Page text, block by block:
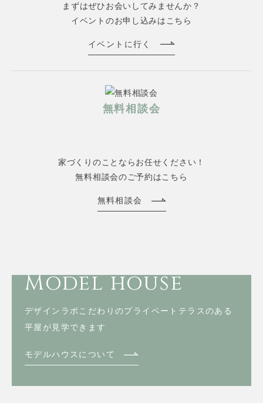
まずはぜひお会いしてみませんか？
イベントのお申し込みはこちら
イベントに行く
無料相談会
家づくりのことならお任せください！
無料相談会のご予約はこちら
無料相談会
Model house
デザインラボこだわりのプライベートテラスのある
平屋が見学できます
モデルハウスについて